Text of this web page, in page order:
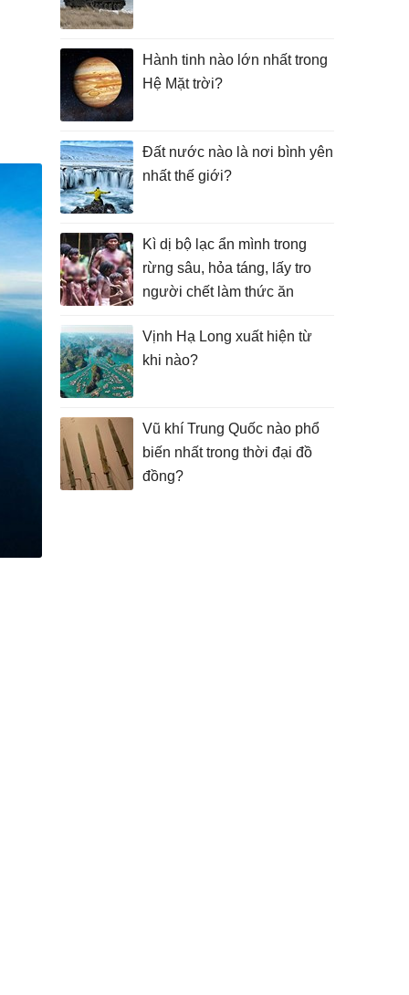
Hành tinh nào lớn nhất trong
Hệ Mặt trời?
Đất nước nào là nơi bình yên
nhất thế giới?
Kì dị bộ lạc ẩn mình trong
rừng sâu, hỏa táng, lấy tro
người chết làm thức ăn
Vịnh Hạ Long xuất hiện từ
khi nào?
Vũ khí Trung Quốc nào phổ
biến nhất trong thời đại đồ
đồng?